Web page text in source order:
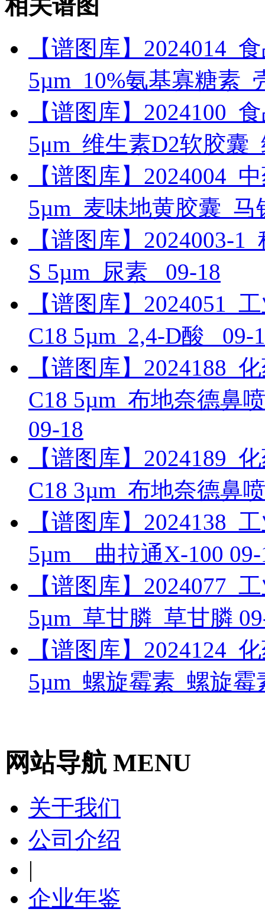
相关谱图
【谱图库】2024014_
5µm_10%氨基寡糖素
【谱图库】2024100_
5μm_维生素D2软胶囊
【谱图库】2024004_
5µm_麦味地黄胶囊_
【谱图库】2024003-
S 5µm_尿素_ 09-18
【谱图库】2024051_
C18 5µm_2,4-D酸_ 09-
【谱图库】2024188_
C18 5µm_布地奈德鼻
09-18
【谱图库】2024189_
C18 3µm_布地奈德鼻
【谱图库】2024138_
5µm__曲拉通X-100
【谱图库】2024077_
5µm_草甘膦_草甘膦
【谱图库】2024124_
5µm_螺旋霉素_螺旋
网站导航 MENU
关于我们
公司介绍
|
企业年鉴